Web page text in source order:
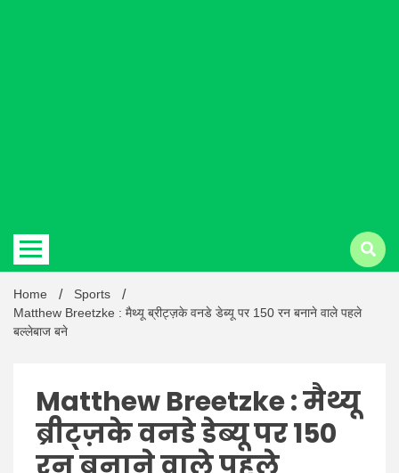
Latest
Hindi
Home
Sports
Matthew Breetzke : मैथ्यू ब्रीट्ज़के वनडे डेब्यू पर 150 रन बनाने वाले पहले
बल्लेबाज बने
Matthew Breetzke : मैथ्यू
ब्रीट्ज़के वनडे डेब्यू पर 150